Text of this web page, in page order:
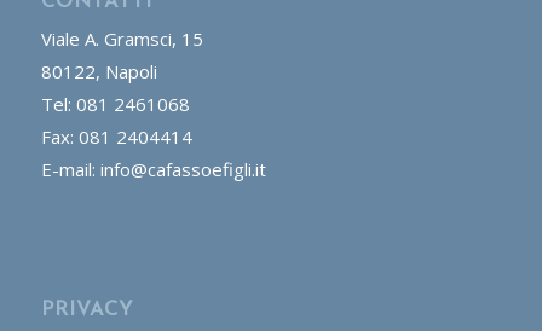
Viale A. Gramsci, 15
80122, Napoli
Tel: 081 2461068
Fax: 081 2404414
E-mail: info@cafassoefigli.it
PRIVACY